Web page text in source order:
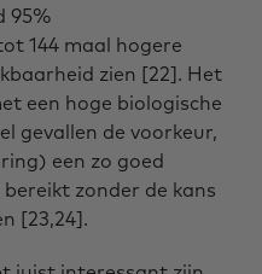
95%
144 maal hogere
zien [22]. Het
een hoge biologische
gevallen de voorkeur,
een zo goed
zonder de kans
[23,24].